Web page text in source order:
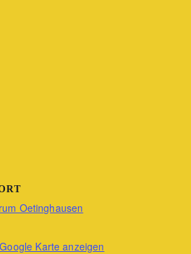
Oetinghausen
Google Karte anzeigen